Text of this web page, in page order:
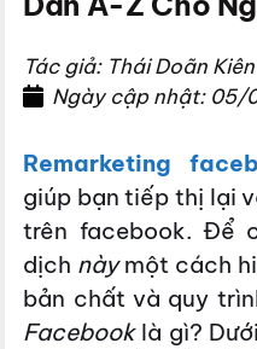
Tác giả: Thái Doãn Kiên
Ngày cập nhật: 05/
Remarketing
giúp bạn tiếp thị lại
trên facebook. Để
dịch nàymột cách
bản chất và quy
Facebooklà gì?